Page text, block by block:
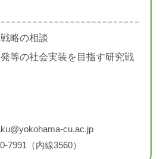
略の相談
等の社会実装を目指す研究戦
cu.ac.jp
7991（内線3560）